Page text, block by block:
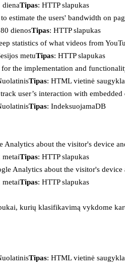
dienaTipas: HTTP slapukas
estimate the users' bandwidth on
dienosTipas: HTTP slapukas
statistics of what videos from
metuTipas: HTTP slapukas
for the implementation and
Tipas: HTML vietinė saugykla
user’s interaction with embedded
Tipas: IndeksuojamaDB
Analytics about the visitor's device
metaiTipas: HTTP slapukas
Analytics about the visitor's
metaiTipas: HTTP slapukas
kurių klasifikavimą vykdome
Tipas: HTML vietinė saugykla